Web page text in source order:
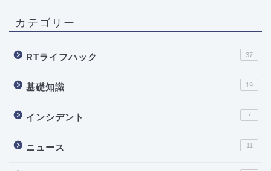
カテゴリー
RTライフハック 37
基礎知識 19
インシデント 7
ニュース 11